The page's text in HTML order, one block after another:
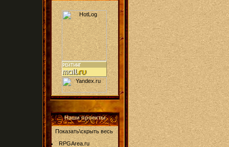
Наши проекты
Показать\скрыть весь
RPGArea.ru